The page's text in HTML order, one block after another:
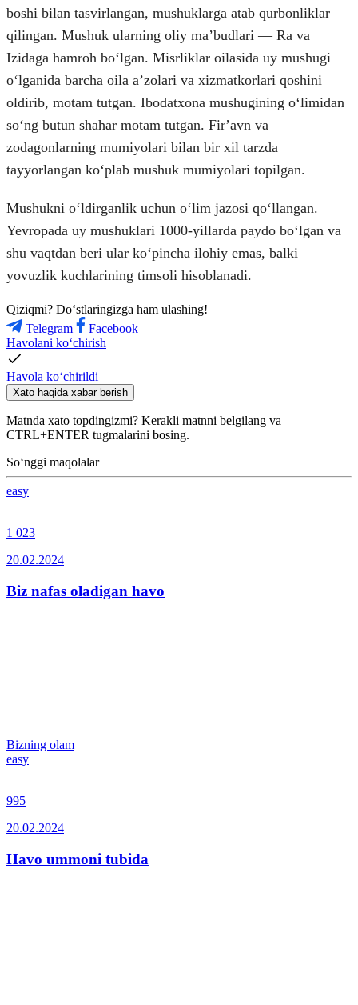
boshi bilan tasvirlangan, mushuklarga atab qurbonliklar
qilingan. Mushuk ularning oliy maʼbudlari — Ra va
Izidaga hamroh boʻlgan. Misrliklar oilasida uy mushugi
oʻlganida barcha oila aʼzolari va xizmatkorlari qoshini
oldirib, motam tutgan. Ibodatxona mushugining oʻlimidan
soʻng butun shahar motam tutgan. Firʼavn va
zodagonlarning mumiyolari bilan bir xil tarzda
tayyorlangan koʻplab mushuk mumiyolari topilgan.
Mushukni oʻldirganlik uchun oʻlim jazosi qoʻllangan.
Yevropada uy mushuklari 1000-yillarda paydo boʻlgan va
shu vaqtdan beri ular koʻpincha ilohiy emas, balki
yovuzlik kuchlarining timsoli hisoblanadi.
Qiziqmi? Doʻstlaringizga ham ulashing!
Telegram
Facebook
Havolani ko‘chirish
Havola ko‘chirildi
Xato haqida xabar berish
Matnda xato topdingizmi? Kerakli matnni belgilang va
CTRL+ENTER tugmalarini bosing.
So‘nggi maqolalar
easy
1 023
20.02.2024
Biz nafas oladigan havo
Bizning olam
easy
995
20.02.2024
Havo ummoni tubida